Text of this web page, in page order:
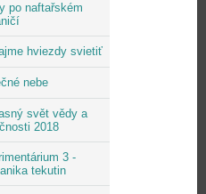
po naftařském
hviezdy svietiť
nebe
svět vědy a
2018
3 -
tekutin